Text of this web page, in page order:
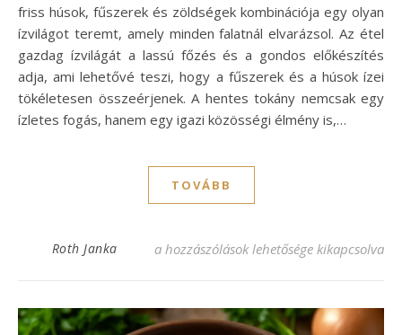
friss húsok, fűszerek és zöldségek kombinációja egy olyan
ízvilágot teremt, amely minden falatnál elvarázsol. Az étel
gazdag ízvilágát a lassú főzés és a gondos előkészítés
adja, ami lehetővé teszi, hogy a fűszerek és a húsok ízei
tökéletesen összeérjenek. A hentes tokány nemcsak egy
ízletes fogás, hanem egy igazi közösségi élmény is,…
TOVÁBB
Roth Janka Hentes tokány recept: ízletes fogás
a hozzászólások lehetősége kikapcsolva